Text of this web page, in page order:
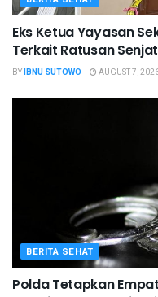
Eks Ketua Yayasan
Terkait Ratusan
BYIBNU SUTOWO AUGUST 7,
BERITA SEHAT
Polda Tetapkan